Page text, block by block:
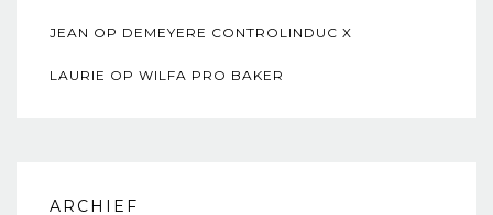
JEAN OP DEMEYERE CONTROLINDUC X
LAURIE OP WILFA PRO BAKER
ARCHIEF